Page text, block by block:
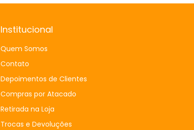
Institucional
Quem Somos
Contato
Depoimentos de Clientes
Compras por Atacado
Retirada na Loja
Trocas e Devoluções